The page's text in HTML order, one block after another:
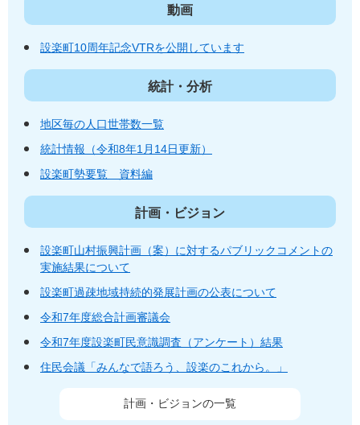
動画
設楽町10周年記念VTRを公開しています
統計・分析
地区毎の人口世帯数一覧
統計情報（令和8年1月14日更新）
設楽町勢要覧 資料編
計画・ビジョン
設楽町山村振興計画（案）に対するパブリックコメントの
実施結果について
設楽町過疎地域持続的発展計画の公表について
令和7年度総合計画審議会
令和7年度設楽町民意識調査（アンケート）結果
住民会議「みんなで語ろう、設楽のこれから。」
計画・ビジョンの一覧